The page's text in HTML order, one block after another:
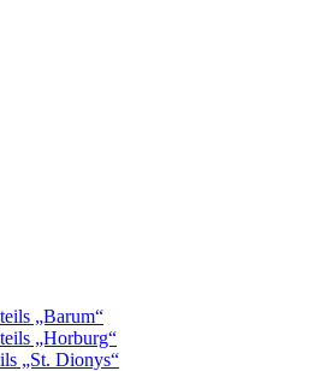
„Barum“
„Horburg“
„St. Dionys“